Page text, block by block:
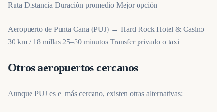
Ruta Distancia Duración promedio Mejor opción
Aeropuerto de Punta Cana (PUJ) → Hard Rock Hotel & Casino
30 km / 18 millas 25–30 minutos Transfer privado o taxi
Otros aeropuertos cercanos
Aunque PUJ es el más cercano, existen otras alternativas: